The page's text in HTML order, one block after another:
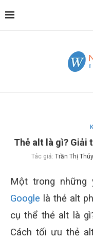
Thẻ alt là gì? Giải
Tác giả: Trần Thị Thúy
Một trong những
Google là thẻ alt
cụ thể thẻ alt là
Cách tối ưu thẻ